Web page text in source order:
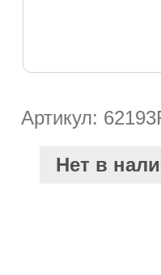
Артикул:
Нет в